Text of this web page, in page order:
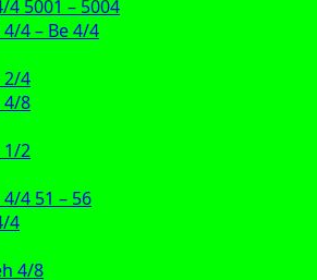
4 5001 – 5004
4/4 – Be 4/4
2/4
4/8
1/2
4/4 51 – 56
4
4/8